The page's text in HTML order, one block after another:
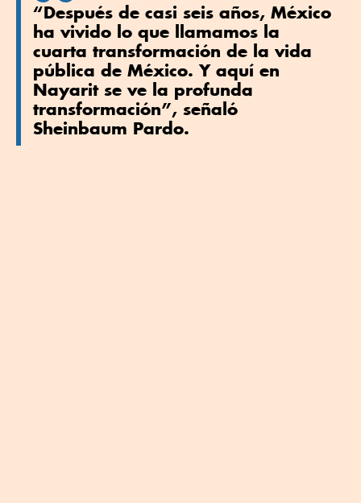
“Después de casi seis años, México
ha vivido lo que llamamos la
cuarta transformación de la vida
pública de México. Y aquí en
Nayarit se ve la profunda
transformación”, señaló
Sheinbaum Pardo.